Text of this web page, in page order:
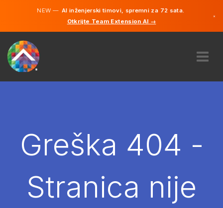
NEW —AI inženjerski timovi, spremni za 72 sata.
Otkrijte Team Extension AI →
×
NAJAMGreška 404 -
Stranica nije